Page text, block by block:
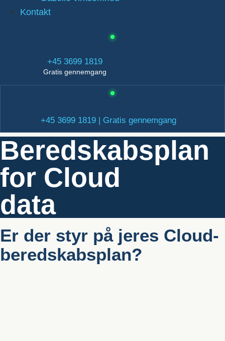
Kontakt
+45 3699 1819
Gratis gennemgang
+45 3699 1819 | Gratis gennemgang
Beredskabsplan
for Cloud
data
Er der styr på jeres Cloud-
beredskabsplan?